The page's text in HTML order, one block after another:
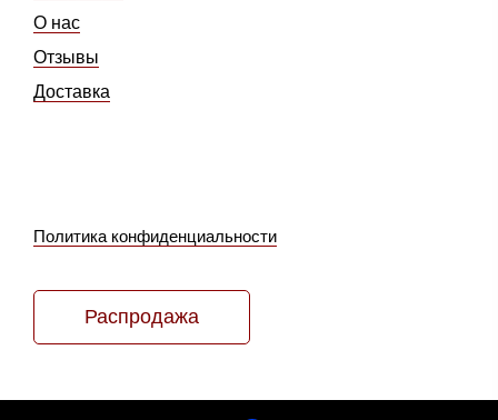
О нас
Отзывы
Доставка
Политика конфиденциальности
Распродажа